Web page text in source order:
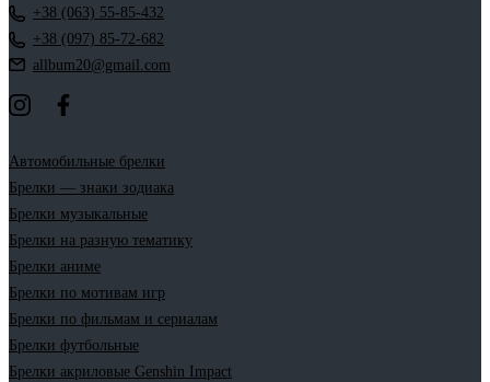
+38 (063) 55-85-432
+38 (097) 85-72-682
allbum20@gmail.com
Автомобильные брелки
Брелки — знаки зодиака
Брелки музыкальные
Брелки на разную тематику
Брелки аниме
Брелки по мотивам игр
Брелки по фильмам и сериалам
Брелки футбольные
Брелки акриловые Genshin Impact